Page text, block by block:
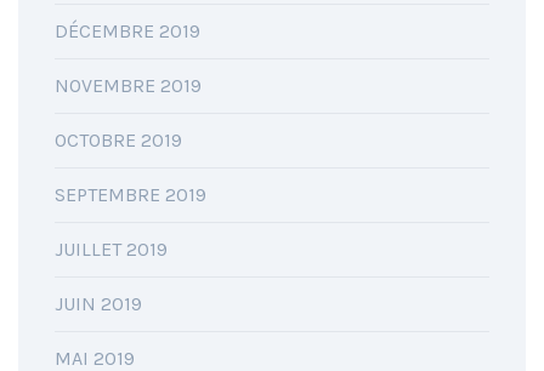
DÉCEMBRE 2019
NOVEMBRE 2019
OCTOBRE 2019
SEPTEMBRE 2019
JUILLET 2019
JUIN 2019
MAI 2019